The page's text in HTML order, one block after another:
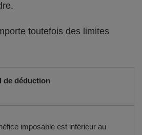
toutefois des limites
de déduction
imposable est inférieur au